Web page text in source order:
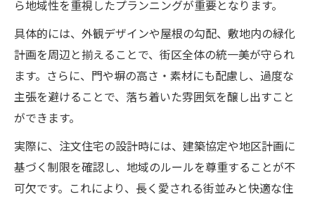
ら地域性を重視したプランニングが重要となります。
具体的には、外観デザインや屋根の勾配、敷地内の緑化
計画を周辺と揃えることで、街区全体の統一美が守られ
ます。さらに、門や塀の高さ・素材にも配慮し、過度な
主張を避けることで、落ち着いた雰囲気を醸し出すこと
ができます。
実際に、注文住宅の設計時には、建築協定や地区計画に
基づく制限を確認し、地域のルールを尊重することが不
可欠です。これにより、長く愛される街並みと快適な住